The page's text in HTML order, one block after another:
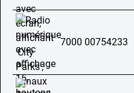
7000 00754233